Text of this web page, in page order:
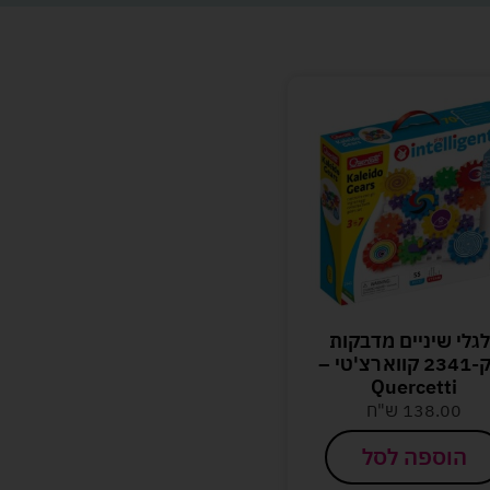
שיניים מדבקות
ענק-2341 קווארצ'טי –
Quercetti
138.00 ש"ח
הוספה לסל